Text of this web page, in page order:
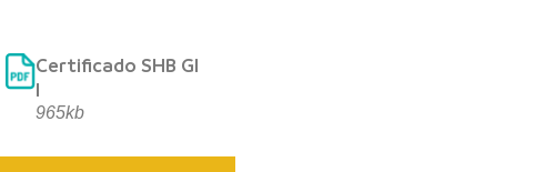
Certificado SHB GI
I
965kb